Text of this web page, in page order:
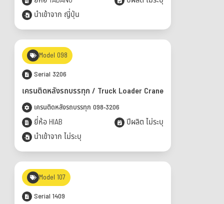
นำเข้าจาก ญี่ปุ่น
Model 098
Serial 3206
เครนติดหลังรถบรรทุก / Truck Loader Crane
เครนติดหลังรถบรรทุก 098-3206
ยี่ห้อ HIAB
ปีผลิต ไม่ระบุ
นำเข้าจาก ไม่ระบุ
Model 107
Serial 1409